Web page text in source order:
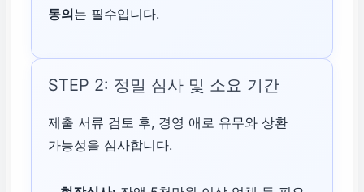
동의는 필수입니다.
STEP 2: 정밀 심사 및 소요 기간
제출 서류 검토 후, 경영 애로 유무와 상환
가능성을 심사합니다.